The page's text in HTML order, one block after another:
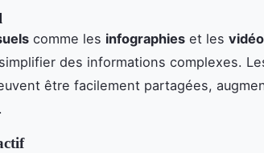
comme les infographies et les
des informations complexes.
être facilement partagées,